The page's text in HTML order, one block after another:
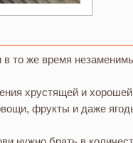
в то же время
хрустящей и
фрукты и даже